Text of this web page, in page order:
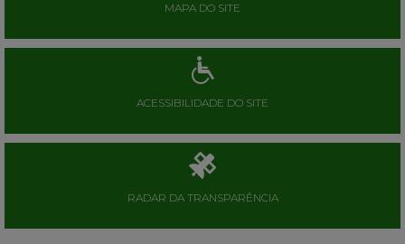
MAPA DO SITE
ACESSIBILIDADE DO SITE
RADAR DA TRANSPARÊNCIA